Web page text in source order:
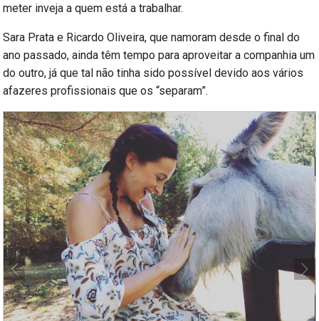
meter inveja a quem está a trabalhar.
Sara Prata e Ricardo Oliveira, que namoram desde o final do
ano passado, ainda têm tempo para aproveitar a companhia um
do outro, já que tal não tinha sido possível devido aos vários
afazeres profissionais que os “separam”.